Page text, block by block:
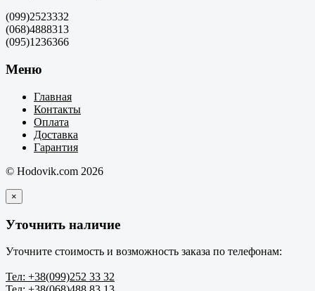
(099)2523332
(068)4888313
(095)1236366
Меню
Главная
Контакты
Оплата
Доставка
Гарантия
© Hodovik.com 2026
×
Уточнить наличие
Уточните стоимость и возможность заказа по телефонам:
Тел: +38(099)252 33 32